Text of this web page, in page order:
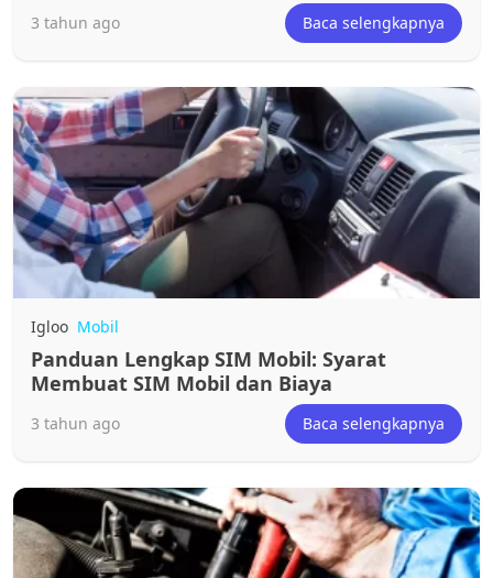
3 tahun ago Baca selengkapnya
Igloo Mobil
Panduan Lengkap SIM Mobil: Syarat
Membuat SIM Mobil dan Biaya
3 tahun ago Baca selengkapnya